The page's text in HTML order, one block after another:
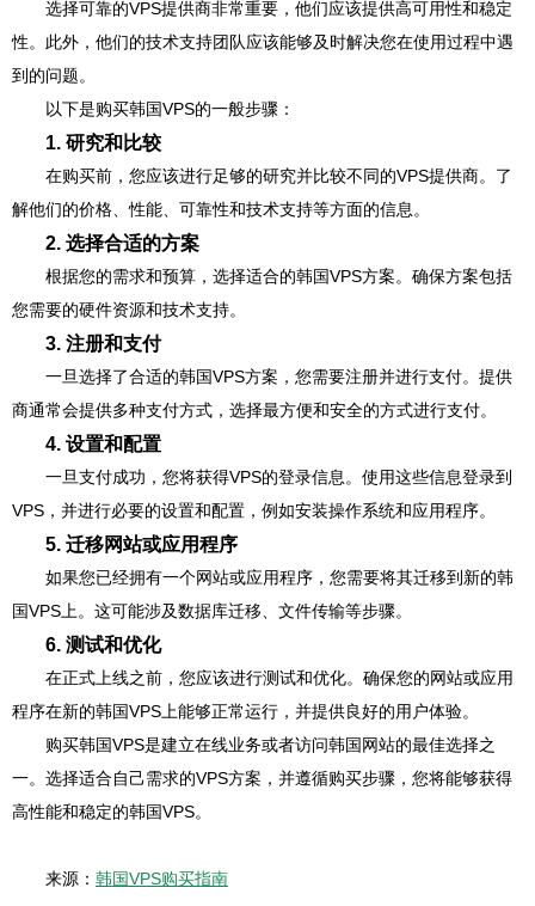
选择可靠的VPS提供商非常重要，他们应该提供高可用性和稳定
性。此外，他们的技术支持团队应该能够及时解决您在使用过程中遇
到的问题。
以下是购买韩国VPS的一般步骤：
1. 研究和比较
在购买前，您应该进行足够的研究并比较不同的VPS提供商。了
解他们的价格、性能、可靠性和技术支持等方面的信息。
2. 选择合适的方案
根据您的需求和预算，选择适合的韩国VPS方案。确保方案包括
您需要的硬件资源和技术支持。
3. 注册和支付
一旦选择了合适的韩国VPS方案，您需要注册并进行支付。提供
商通常会提供多种支付方式，选择最方便和安全的方式进行支付。
4. 设置和配置
一旦支付成功，您将获得VPS的登录信息。使用这些信息登录到
VPS，并进行必要的设置和配置，例如安装操作系统和应用程序。
5. 迁移网站或应用程序
如果您已经拥有一个网站或应用程序，您需要将其迁移到新的韩
国VPS上。这可能涉及数据库迁移、文件传输等步骤。
6. 测试和优化
在正式上线之前，您应该进行测试和优化。确保您的网站或应用
程序在新的韩国VPS上能够正常运行，并提供良好的用户体验。
购买韩国VPS是建立在线业务或者访问韩国网站的最佳选择之
一。选择适合自己需求的VPS方案，并遵循购买步骤，您将能够获得
高性能和稳定的韩国VPS。
来源： 韩国VPS购买指南